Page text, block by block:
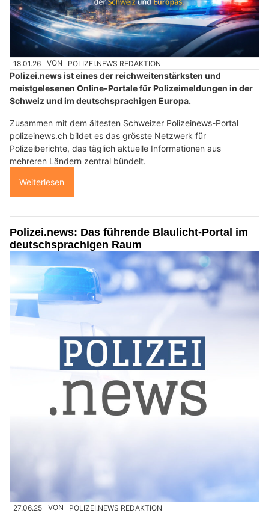
18.01.26 VON POLIZEI.NEWS REDAKTION
Polizei.news ist eines der reichweitenstärksten und
meistgelesenen Online-Portale für Polizeimeldungen in der
Schweiz und im deutschsprachigen Europa.
Zusammen mit dem ältesten Schweizer Polizeinews-Portal
polizeinews.ch bildet es das grösste Netzwerk für
Polizeiberichte, das täglich aktuelle Informationen aus
mehreren Ländern zentral bündelt.
Weiterlesen
Polizei.news: Das führende Blaulicht-Portal im
deutschsprachigen Raum
27.06.25 VON POLIZEI.NEWS REDAKTION